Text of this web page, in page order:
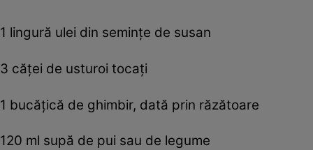
1 lingură ulei din seminţe de susan
3 căţei de usturoi tocaţi
1 bucăţică de ghimbir, dată prin răzătoare
120 ml supă de pui sau de legume